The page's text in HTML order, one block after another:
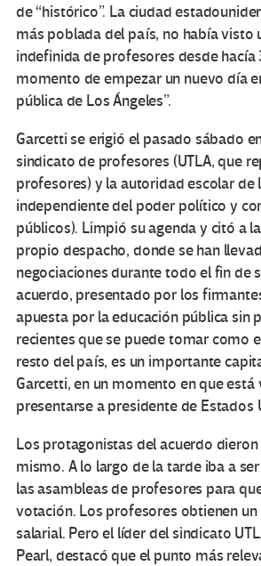
de “histórico”. La ciudad
más poblada del país, no había visto
indefinida de profesores desde hacía
momento de empezar un nuevo día
pública de Los Ángeles”.
Garcetti se erigió el pasado sábado
sindicato de profesores (UTLA, que
profesores) y la autoridad escolar de
independiente del poder político y
públicos). Limpió su agenda y citó a
propio despacho, donde se han
negociaciones durante todo el fin de
acuerdo, presentado por los
apuesta por la educación pública sin
recientes que se puede tomar como
resto del país, es un importante
Garcetti, en un momento en que está
presentarse a presidente de Estados
Los protagonistas del acuerdo
mismo. A lo largo de la tarde iba a
las asambleas de profesores para
votación. Los profesores obtienen un
salarial. Pero el líder del sindicato
Pearl, destacó que el punto más